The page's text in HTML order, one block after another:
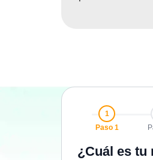
1
Paso 1
¿Cuál es tu